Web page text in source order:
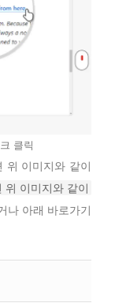
클릭
위 이미지와 같이
위 이미지와 같이
나 아래 바로가기